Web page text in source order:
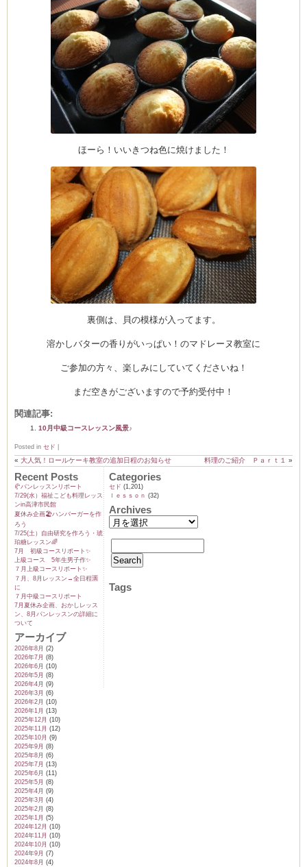
by CEDO)
ほーら！いいきつね色に焼けました！
裏側は、貝の模様が入ってます。
溶かしバターの香りがいっぱい！のマドレーヌ教室に
ご参加の方々、楽しみにしていてくださいね！
まだ空きがございますので予約受付中！
関連記事:
10月中級コースレッスン風景♪
Posted in セド
« 大人気！ロールケーキ教室の追加日程のお知らせ 料理のご紹介 Ｐａｒｔ１ »
Recent Posts
🥐パンレッスンリポート
7/29(水）福祉こども料理レッス
ンin高津市民館
夏休み企画🏖️ハンバーガーを作
ろう
7/25(土）自由研究を作ろう・琥
珀糖レッスン🌈
7月 初級コースリポート✨️
上級コース 5年生男子作✨️
７月上級コースリポート✨️
７月、8月レッスン→全日程🈵
に
７月中級コースリポート
7月夏休み企画、おかしレッス
ン、8月パンレッスンの詳細に
ついて
アーカイブ
2026年8月 (2)
2026年7月 (8)
2026年6月 (10)
2026年5月 (8)
2026年4月 (9)
2026年3月 (6)
2026年2月 (10)
2026年1月 (13)
2025年12月 (10)
2025年11月 (12)
2025年10月 (9)
2025年9月 (8)
2025年8月 (6)
2025年7月 (13)
2025年6月 (11)
2025年5月 (8)
2025年4月 (9)
2025年3月 (4)
2025年2月 (8)
2025年1月 (5)
2024年12月 (10)
2024年11月 (10)
2024年10月 (10)
2024年9月 (7)
2024年8月 (4)
Categories
セド (1,201)
ｌｅｓｓｏｎ (32)
Archives
Tags